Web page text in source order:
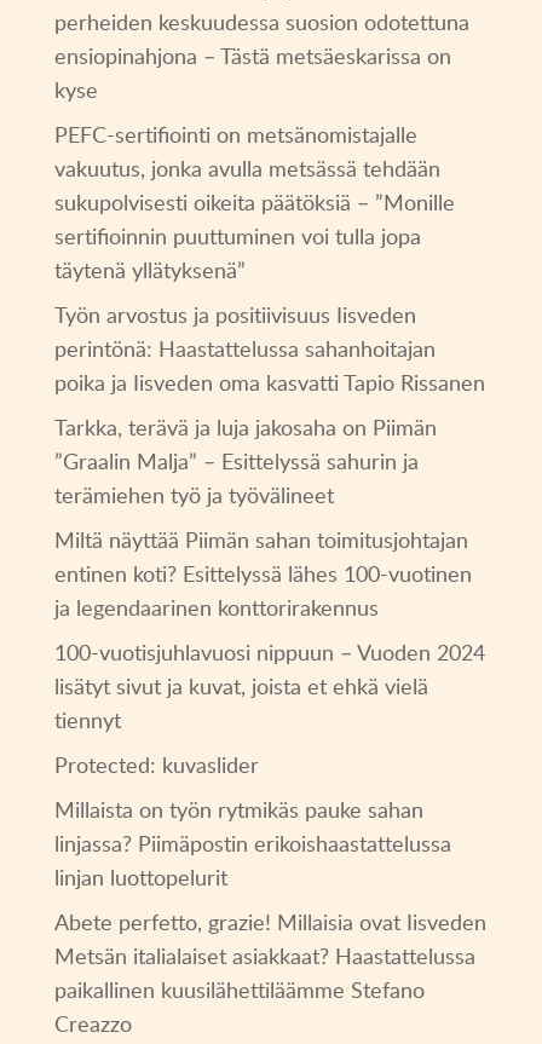
perheiden keskuudessa suosion odotettuna
ensiopinahjona – Tästä metsäeskarissa on
kyse
PEFC-sertifiointi on metsänomistajalle
vakuutus, jonka avulla metsässä tehdään
sukupolvisesti oikeita päätöksiä – ”Monille
sertifioinnin puuttuminen voi tulla jopa
täytenä yllätyksenä”
Työn arvostus ja positiivisuus Iisveden
perintönä: Haastattelussa sahanhoitajan
poika ja Iisveden oma kasvatti Tapio Rissanen
Tarkka, terävä ja luja jakosaha on Piimän
”Graalin Malja” – Esittelyssä sahurin ja
terämiehen työ ja työvälineet
Miltä näyttää Piimän sahan toimitusjohtajan
entinen koti? Esittelyssä lähes 100-vuotinen
ja legendaarinen konttorirakennus
100-vuotisjuhlavuosi nippuun – Vuoden 2024
lisätyt sivut ja kuvat, joista et ehkä vielä
tiennyt
Protected: kuvaslider
Millaista on työn rytmikäs pauke sahan
linjassa? Piimäpostin erikoishaastattelussa
linjan luottopelurit
Abete perfetto, grazie! Millaisia ovat Iisveden
Metsän italialaiset asiakkaat? Haastattelussa
paikallinen kuusilähettiläämme Stefano
Creazzo